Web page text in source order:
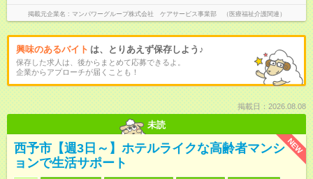
掲載元企業名 マンパワーグループ株式会社 ケアサービス事業部 （医療福祉介護関連）
興味のあるバイト は、とりあえず保存しよう♪
保存した求人は、後からまとめて応募できるよ。
企業からアプローチが届くことも！
掲載日：2026.08.08
未読
NEW
西予市【週3日～】ホテルライクな高齢者マンシ
ョンで生活サポート